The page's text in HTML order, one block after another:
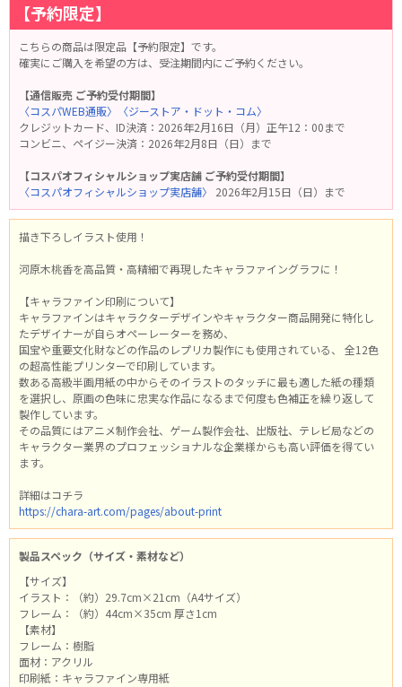
【予約限定】
こちらの商品は限定品【予約限定】です。
確実にご購入を希望の方は、受注期間内にご予約ください。
【通信販売 ご予約受付期間】
〈コスパWEB通販〉
〈ジーストア・ドット・コム〉
クレジットカード、ID決済：2026年2月16日（月）正午12：00まで
コンビニ、ペイジー決済：2026年2月8日（日）まで
【コスパオフィシャルショップ実店舗 ご予約受付期間】
〈コスパオフィシャルショップ実店舗〉
2026年2月15日（日）まで
描き下ろしイラスト使用！
河原木桃香を高品質・高精細で再現したキャラファイングラフに！
【キャラファイン印刷について】
キャラファインはキャラクターデザインやキャラクター商品開発に特化し
たデザイナーが自らオペーレーターを務め、
国宝や重要文化財などの作品のレプリカ製作にも使用されている、 全12色
の超高性能プリンターで印刷しています。
数ある高級半画用紙の中からそのイラストのタッチに最も適した紙の種類
を選択し、原画の色味に忠実な作品になるまで何度も色補正を繰り返して
製作しています。
その品質にはアニメ制作会社、ゲーム製作会社、出版社、テレビ局などの
キャラクター業界のプロフェッショナルな企業様からも高い評価を得てい
ます。
詳細はコチラ
https://chara-art.com/pages/about-print
製品スペック（サイズ・素材など）
【サイズ】
イラスト：（約）29.7cm×21cm（A4サイズ）
フレーム：（約）44cm×35cm 厚さ1cm
【素材】
フレーム：樹脂
面材：アクリル
印刷紙：キャラファイン専用紙